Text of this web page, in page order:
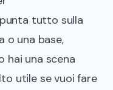
tutto sulla
o una base,
hai una scena
utile se vuoi fare